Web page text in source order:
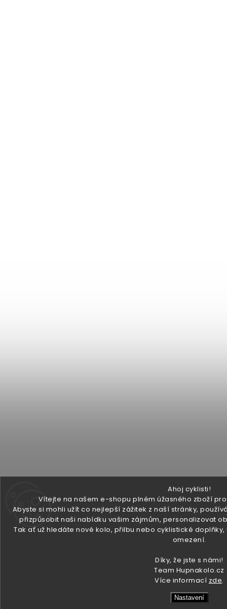
Ahoj cyklisti!
Vítejte na našem e-shopu plném úžasného zboží
Abyste si mohli užít co nejlepší zážitek z naší stránky,
přizpůsobit naši nabídku vašim zájmům, personalizovat
Tak ať už hledáte nové kolo, přilbu nebo cyklistické
omezení.
Díky, že jste s námi!
Team Hupnakolo.cz
Více informací zde.
Nastavení